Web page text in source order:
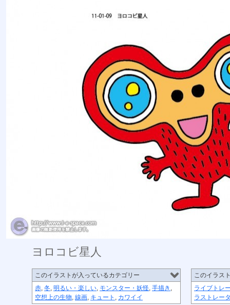
ヨロコビ星人
このイラストが入っているカテゴリー
赤, 冬, 明るい・楽しい, モンスター・妖怪, 手描き ,
空想上の生物, 線画, キュート , カワイイ
このイラス
ライブトレ
ラストレー